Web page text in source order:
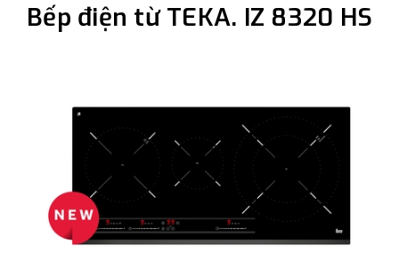
Bếp điện từ TEKA. IZ 8320 HS